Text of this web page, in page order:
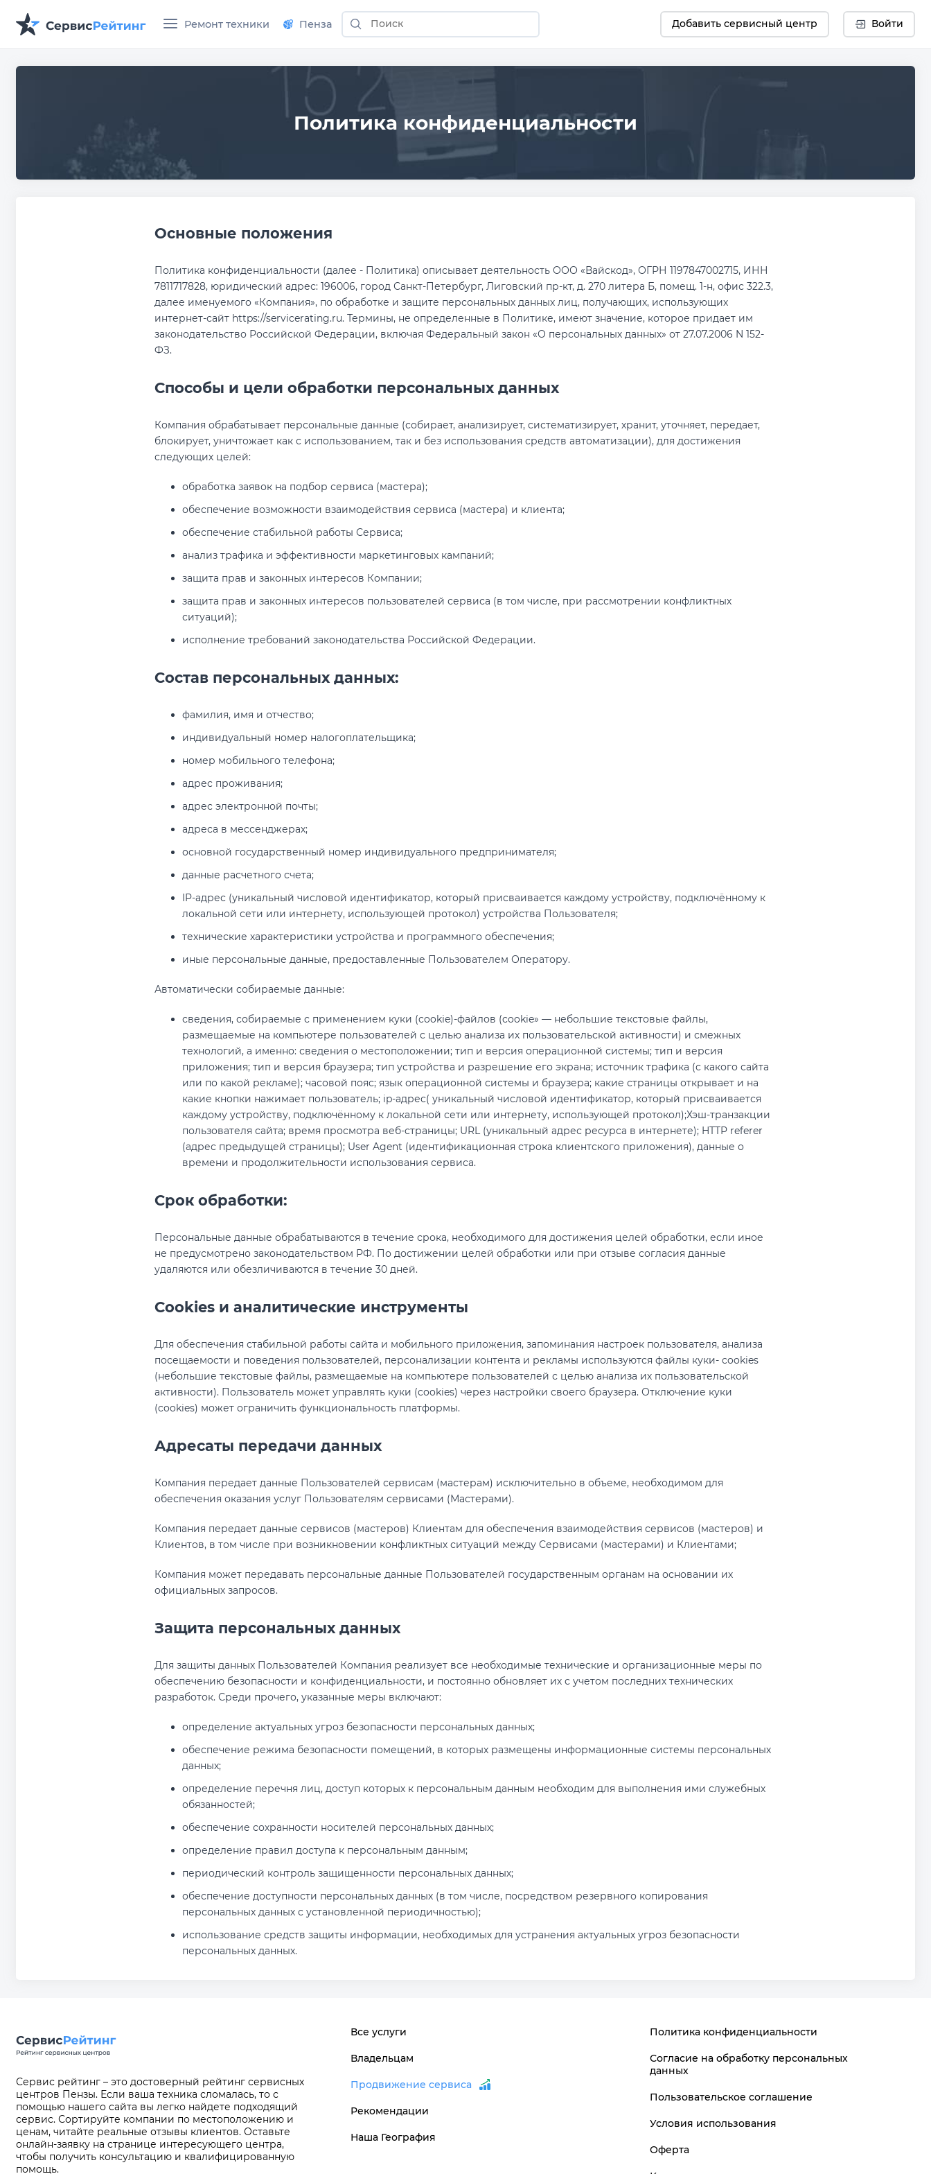
Ремонт техники Пенза Добавить сервисный центр Войти
Политика конфиденциальности
Основные положения
Политика конфиденциальности (далее - Политика) описывает деятельность ООО «Вайскод», ОГРН 1197847002715, ИНН
7811717828, юридический адрес: 196006, город Санкт-Петербург, Лиговский пр-кт, д. 270 литера Б, помещ. 1-н, офис 322.3,
далее именуемого «Компания», по обработке и защите персональных данных лиц, получающих, использующих
интернет-сайт https://servicerating.ru. Термины, не определенные в Политике, имеют значение, которое придает им
законодательство Российской Федерации, включая Федеральный закон «О персональных данных» от 27.07.2006 N 152-
ФЗ.
Способы и цели обработки персональных данных
Компания обрабатывает персональные данные (собирает, анализирует, систематизирует, хранит, уточняет, передает,
блокирует, уничтожает как с использованием, так и без использования средств автоматизации), для достижения
следующих целей:
обработка заявок на подбор сервиса (мастера);
обеспечение возможности взаимодействия сервиса (мастера) и клиента;
обеспечение стабильной работы Сервиса;
анализ трафика и эффективности маркетинговых кампаний;
защита прав и законных интересов Компании;
защита прав и законных интересов пользователей сервиса (в том числе, при рассмотрении конфликтных
ситуаций);
исполнение требований законодательства Российской Федерации.
Состав персональных данных:
фамилия, имя и отчество;
индивидуальный номер налогоплательщика;
номер мобильного телефона;
адрес проживания;
адрес электронной почты;
адреса в мессенджерах;
основной государственный номер индивидуального предпринимателя;
данные расчетного счета;
IP-адрес (уникальный числовой идентификатор, который присваивается каждому устройству, подключённому к
локальной сети или интернету, использующей протокол) устройства Пользователя;
технические характеристики устройства и программного обеспечения;
иные персональные данные, предоставленные Пользователем Оператору.
Автоматически собираемые данные:
сведения, собираемые с применением куки (cookie)-файлов (cookie» — небольшие текстовые файлы,
размещаемые на компьютере пользователей с целью анализа их пользовательской активности) и смежных
технологий, а именно: сведения о местоположении; тип и версия операционной системы; тип и версия
приложения; тип и версия браузера; тип устройства и разрешение его экрана; источник трафика (с какого сайта
или по какой рекламе); часовой пояс; язык операционной системы и браузера; какие страницы открывает и на
какие кнопки нажимает пользователь; ip-адрес( уникальный числовой идентификатор, который присваивается
каждому устройству, подключённому к локальной сети или интернету, использующей протокол);Хэш-транзакции
пользователя сайта; время просмотра веб-страницы; URL (уникальный адрес ресурса в интернете); HTTP referer
(адрес предыдущей страницы); User Agent (идентификационная строка клиентского приложения), данные о
времени и продолжительности использования сервиса.
Срок обработки:
Персональные данные обрабатываются в течение срока, необходимого для достижения целей обработки, если иное
не предусмотрено законодательством РФ. По достижении целей обработки или при отзыве согласия данные
удаляются или обезличиваются в течение 30 дней.
Cookies и аналитические инструменты
Для обеспечения стабильной работы сайта и мобильного приложения, запоминания настроек пользователя, анализа
посещаемости и поведения пользователей, персонализации контента и рекламы используются файлы куки- cookies
(небольшие текстовые файлы, размещаемые на компьютере пользователей с целью анализа их пользовательской
активности). Пользователь может управлять куки (cookies) через настройки своего браузера. Отключение куки
(cookies) может ограничить функциональность платформы.
Адресаты передачи данных
Компания передает данные Пользователей сервисам (мастерам) исключительно в объеме, необходимом для
обеспечения оказания услуг Пользователям сервисами (Мастерами).
Компания передает данные сервисов (мастеров) Клиентам для обеспечения взаимодействия сервисов (мастеров) и
Клиентов, в том числе при возникновении конфликтных ситуаций между Сервисами (мастерами) и Клиентами;
Компания может передавать персональные данные Пользователей государственным органам на основании их
официальных запросов.
Защита персональных данных
Для защиты данных Пользователей Компания реализует все необходимые технические и организационные меры по
обеспечению безопасности и конфиденциальности, и постоянно обновляет их с учетом последних технических
разработок. Среди прочего, указанные меры включают:
определение актуальных угроз безопасности персональных данных;
обеспечение режима безопасности помещений, в которых размещены информационные системы персональных
данных;
определение перечня лиц, доступ которых к персональным данным необходим для выполнения ими служебных
обязанностей;
обеспечение сохранности носителей персональных данных;
определение правил доступа к персональным данным;
периодический контроль защищенности персональных данных;
обеспечение доступности персональных данных (в том числе, посредством резервного копирования
персональных данных с установленной периодичностью);
использование средств защиты информации, необходимых для устранения актуальных угроз безопасности
персональных данных.
Сервис рейтинг – это достоверный рейтинг сервисных
центров Пензы. Если ваша техника сломалась, то с
помощью нашего сайта вы легко найдете подходящий
сервис. Сортируйте компании по местоположению и
ценам, читайте реальные отзывы клиентов. Оставьте
онлайн-заявку на странице интересующего центра,
чтобы получить консультацию и квалифицированную
помощь.
Все услуги
Владельцам
Продвижение сервиса
Рекомендации
Наша География
Политика конфиденциальности
Согласие на обработку персональных
данных
Пользовательское соглашение
Условия использования
Оферта